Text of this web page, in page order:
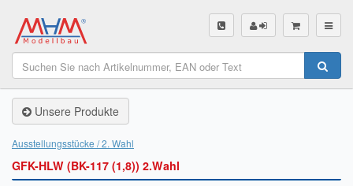
SHOP
Unsere Produkte
Servo Finder
Unsere Produkte
Ausstellungsstücke / 2. Wahl
GFK-HLW (BK-117 (1,8)) 2.Wahl